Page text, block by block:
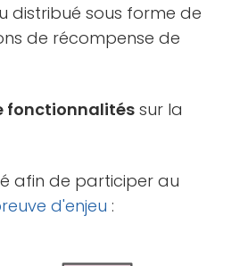
distribué sous forme de
de récompense de
fonctionnalités sur la
afin de participer au
d'enjeu :